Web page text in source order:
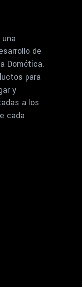
una
de
Domótica.
para
y
a los
cada